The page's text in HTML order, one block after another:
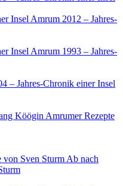
Amrum 2012 – Jahres-
Amrum 1993 – Jahres-
– Jahres-Chronik einer Insel
Amrumer Rezepte
Ab nach